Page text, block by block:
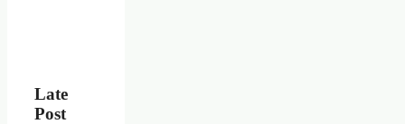
Late
Post